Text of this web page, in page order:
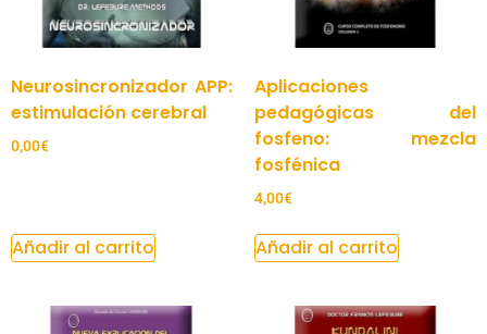
Neurosincronizador APP:
estimulación cerebral
0,00€
Añadir al carrito
Aplicaciones
pedagógicas del
fosfeno: mezcla
fosfénica
4,00€
Añadir al carrito